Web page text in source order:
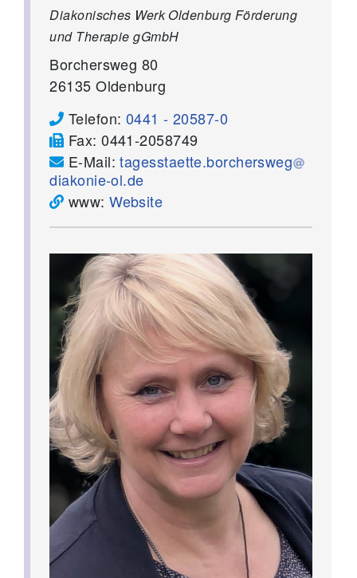
Diakonisches Werk Oldenburg Förderung
und Therapie gGmbH
Borchersweg 80
26135 Oldenburg
Telefon: 0441 - 20587-0
Fax:0441-2058749
E-Mail:tagesstaette.borchersweg
diakonie-ol.de
www:Website